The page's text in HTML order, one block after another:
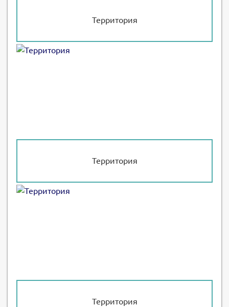
Территория
Территория
Территория